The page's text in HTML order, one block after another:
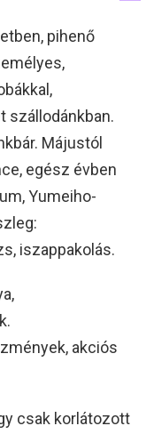
pihenő
szállodánkban.
Májustól
egész évben
Yumeiho-
iszappakolás.
akciós
csak korlátozott